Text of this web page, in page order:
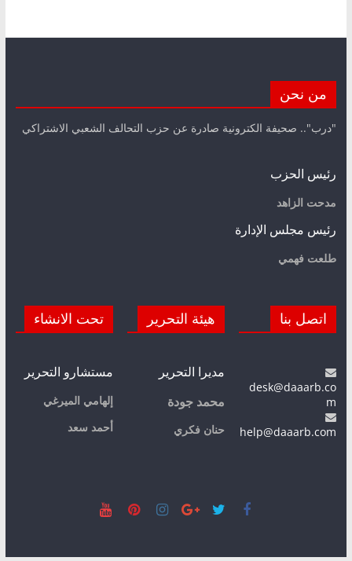
من نحن
"درب".. صحيفة الكترونية صادرة عن حزب التحالف الشعبي الاشتراكي
رئيس الحزب
مدحت الزاهد
رئيس مجلس الإدارة
طلعت فهمي
اتصل بنا
desk@daaarb.co
m
help@daaarb.com
هيئة التحرير
مديرا التحرير
محمد جودة
حنان فكري
تحت الانشاء
مستشارو التحرير
إلهامي الميرغي
أحمد سعد